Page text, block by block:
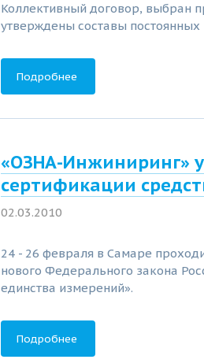
Коллективный договор, выбран
утверждены составы
Подробнее
«ОЗНА-Инжиниринг»
сертификации
02.03.2010
24 - 26 февраля в Самаре
нового Федерального закона
единства измерений».
Подробнее